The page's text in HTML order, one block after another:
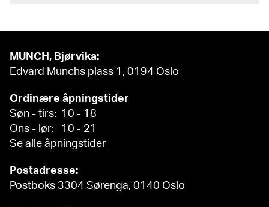
MUNCH, Bjørvika:
Edvard Munchs plass 1, 0194 Oslo
Ordinære åpningstider
Søn - tirs: 10 - 18
Ons - lør: 10 - 21
Se alle åpningstider
Postadresse:
Postboks 3304 Sørenga, 0140 Oslo